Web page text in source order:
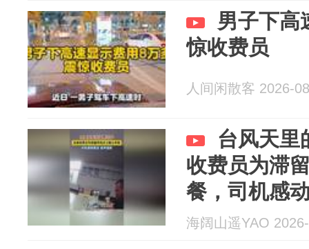
男子下高
惊收费员
人间闲散客 2026-
台风天里
收费员为滞
餐，司机感
海阔山遥YAO